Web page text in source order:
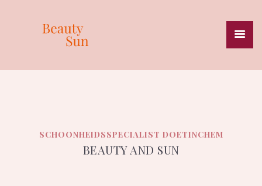
PRIJSLIJST
SCHOONHEIDSSPECIALIST DOETINCHEM
BEAUTY AND SUN